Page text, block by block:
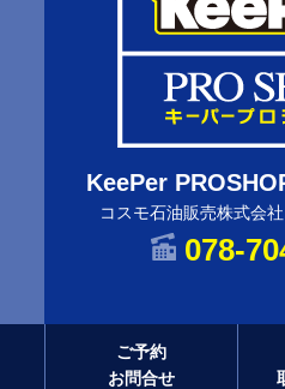
KeePer
コスモ石油販売株式会
078-
ご予約
お問合せ